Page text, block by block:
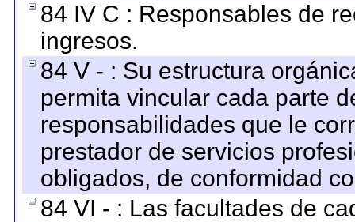
84 IV C : Responsables de
ingresos.
84 V - : Su estructura
permita vincular cada parte
responsabilidades que le
prestador de servicios
obligados, de conformidad
84 VI - : Las facultades de